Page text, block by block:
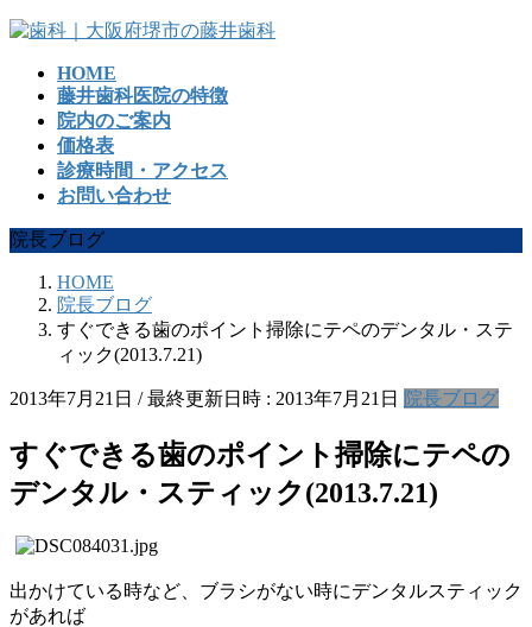
コ
ッ
プ
ナ
移
動
HOME
藤井歯科医院の特徴
院内のご案内
価格表
診療時間・アクセス
お問い合わせ
院長ブログ
HOME
院長ブログ
すぐできる歯のポイント掃除にテペのデンタル・ステ
ィック(2013.7.21)
2013年7月21日 / 最終更新日時 : 2013年7月21日 院長ブログ
すぐできる歯のポイント掃除にテペの
デンタル・スティック(2013.7.21)
出かけている時など、ブラシがない時にデンタルスティック
があれば